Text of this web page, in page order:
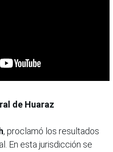
de Huaraz
, proclamó los resultados
En esta jurisdicción se